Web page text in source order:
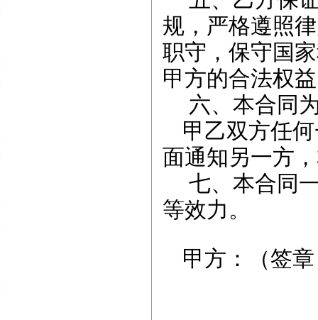
规，严格遵照
职守，保守国
甲方的合法权
六、本合同
甲乙双方任
面通知另一方
七、本合同
等效力。
甲方：（签